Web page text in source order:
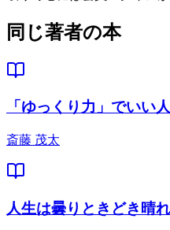
同じ著者の本
「ゆっくり力」でいい
斎藤 茂太
人生は曇りときどき晴